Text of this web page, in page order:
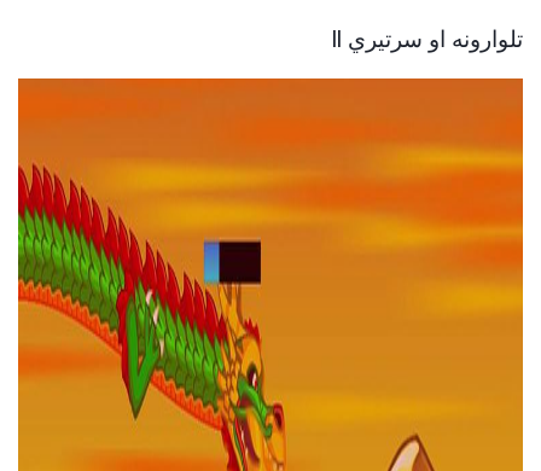
تلوارونه او سرتیري II